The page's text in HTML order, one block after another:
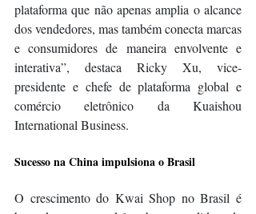
plataforma que não apenas amplia o alcance
dos vendedores, mas também conecta marcas
e consumidores de maneira envolvente e
interativa”, destaca Ricky Xu, vice-
presidente e chefe de plataforma global e
comércio eletrônico da Kuaishou
International Business.
Sucesso na China impulsiona o Brasil
O crescimento do Kwai Shop no Brasil é